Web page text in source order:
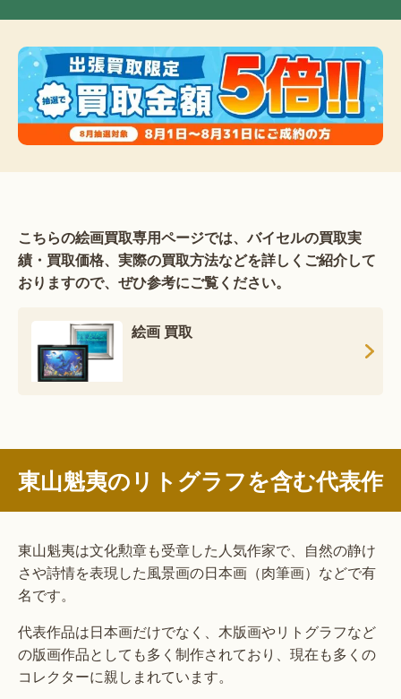
こちらの絵画買取専用ページでは、バイセルの買取実
績・買取価格、実際の買取方法などを詳しくご紹介して
おりますので、ぜひ参考にご覧ください。
絵画 買取
東山魁夷のリトグラフを含む代表作
東山魁夷は文化勲章も受章した人気作家で、自然の静け
さや詩情を表現した風景画の日本画（肉筆画）などで有
名です。
代表作品は日本画だけでなく、木版画やリトグラフなど
の版画作品としても多く制作されており、現在も多くの
コレクターに親しまれています。